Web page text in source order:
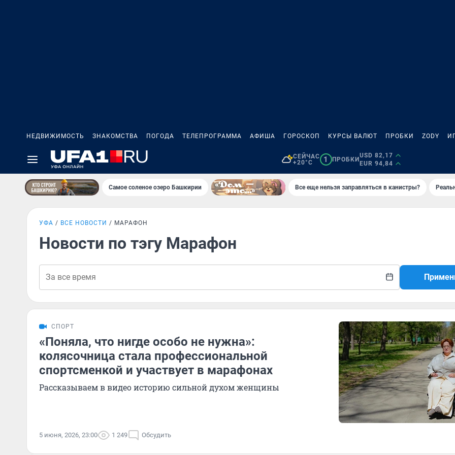
НЕДВИЖИМОСТЬ ЗНАКОМСТВА ПОГОДА ТЕЛЕПРОГРАММА АФИША ГОРОСКОП КУРСЫ ВАЛЮТ ПРОБКИ ZODY
СЕЙЧАС
+20°C
1 ПРОБКИ
USD 82,17
EUR 94,84
Самое соленое озеро Башкирии Все еще нельзя заправляться в канистры?
УФА ВСЕ НОВОСТИ МАРАФОН
Новости по тэгу Марафон
СПОРТ
«Поняла, что нигде особо не нужна»:
колясочница стала профессиональной
спортсменкой и участвует в марафонах
Рассказываем в видео историю сильной духом женщины
5 июня, 2026, 23:00 1 249 Обсудить